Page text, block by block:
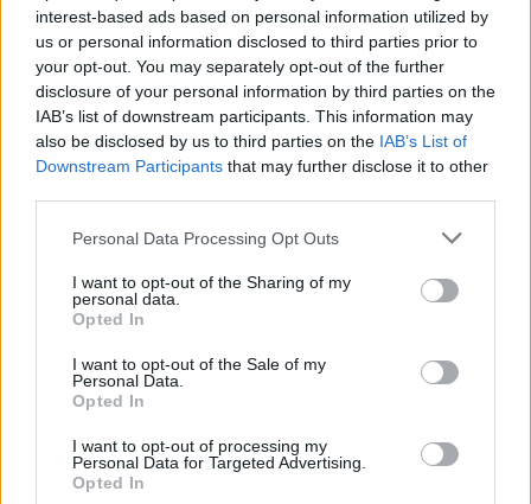
interest-based ads based on personal information utilized by
us or personal information disclosed to third parties prior to
your opt-out. You may separately opt-out of the further
disclosure of your personal information by third parties on the
IAB’s list of downstream participants. This information may
also be disclosed by us to third parties on the IAB’s List of
Downstream Participants that may further disclose it to other
Personal Data Processing Opt Outs
I want to opt-out of the Sharing of my
personal data.
Opted In
I want to opt-out of the Sale of my
Personal Data.
Opted In
I want to opt-out of processing my
Personal Data for Targeted Advertising.
Opted In
Photo 3/3
NBA: Απάντησαν οι Νάγκετς και 1-1 (video+photos)